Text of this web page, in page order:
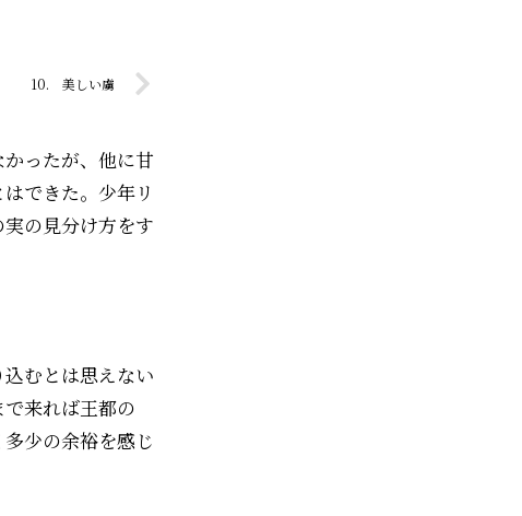
10. 美しい虜
ったが、他に甘
きた。少年――リ
の見分け方をす
むとは思えない
来れば王都の
少の余裕を感じ